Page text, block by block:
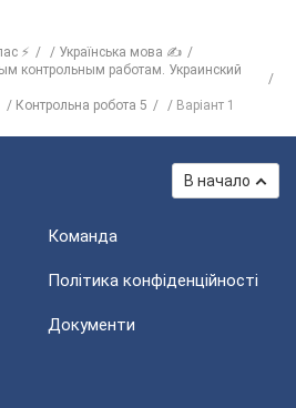
⚡
Українська мова ✍
контрольным работам. Украинский
Контрольна робота 5 Варіант 1
В начало
Команда
Політика конфіденційності
Документи